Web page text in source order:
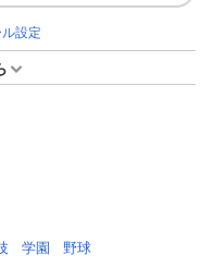
設定
学園 野球